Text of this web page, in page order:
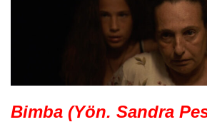
Bimba (Yön. Sandra